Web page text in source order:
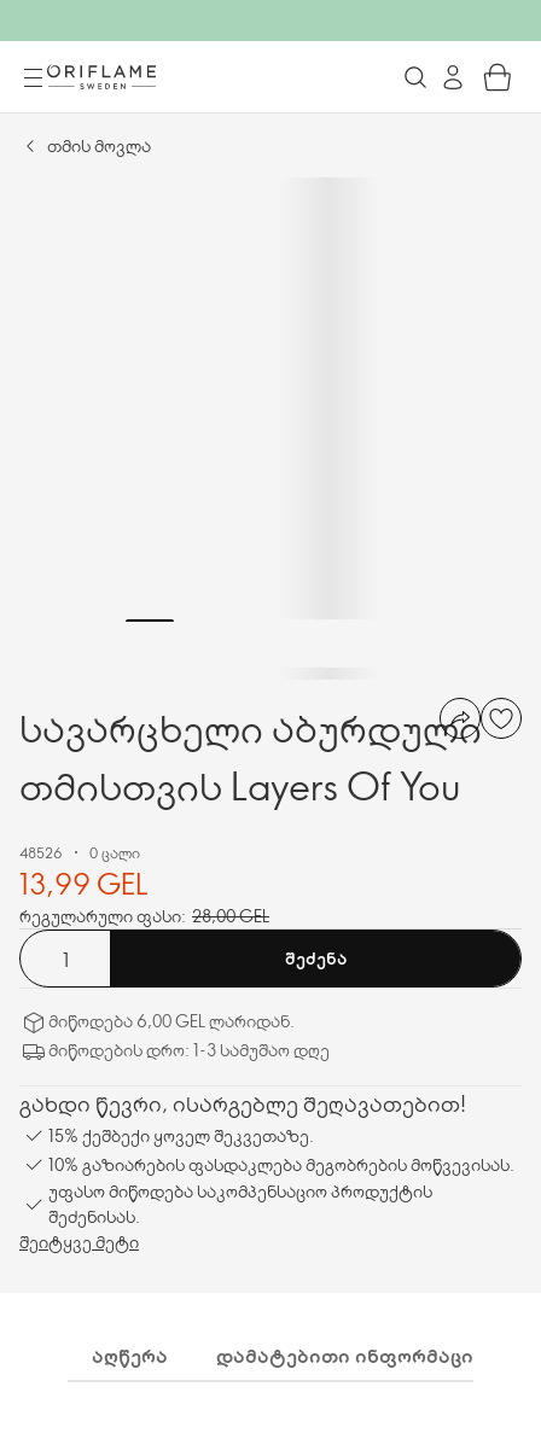
თმის მოვლა
სავარცხელი აბურდული
თმისთვის Layers Of You
48526 0 ცალი
13,99 GEL
რეგულარული ფასი: 28,00 GEL
ᲨᲔᲫᲔᲜᲐ
მიწოდება 6,00 GEL ლარიდან.
მიწოდების დრო: 1-3 სამუშაო დღე
გახდი წევრი, ისარგებლე შეღავათებით!
15% ქეშბექი ყოველ შეკვეთაზე.
10% გაზიარების ფასდაკლება მეგობრების მოწვევისას.
უფასო მიწოდება საკომპენსაციო პროდუქტის
შეძენისას.
შეიტყვე მეტი
ᲐᲦᲬᲔᲠᲐ ᲓᲐᲛᲐᲢᲔᲑᲘᲗᲘ ᲘᲜᲤᲝᲠᲛᲐᲪᲘᲐ